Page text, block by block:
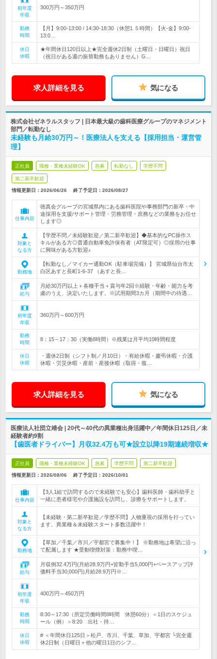
初年度
年収
300万円～350万円
勤務
時間
【月】9:00-13:00 / 14:30-18:30（休憩1.５時間）【火-金】9:00-
13:0…
休日
休暇
★年間休日120日以上★完全週休2日制（土曜日・日曜日）祝日
（祝日がある週の振替勤務もありません）G…
求人詳細を見る 気になる
株式会社ゼネラルスタッフ | 日本最大級の歯科医療グループのマネジメント
部門／転勤なし
未経験も月給30万円～！医療法人を支える【採用担当・運営管
理】
正社員 職種・業種未経験OK 急募 転勤なし 学歴不問
第二新卒歓迎
情報更新日：2026/06/26 終了予定日： 2026/08/27
仕事内容
徳真会グループの宮城県内にある歯科医院や事務部門の新卒・中
途採用を支援/サポート管理・労務管理・庶務などの業務をお任せ
します◎
対象と
なる方
【学歴不問／未経験歓迎／第二新卒歓迎】◆基本的なPC操作ス
キルがある方◎普通自動車免許保有者（AT限定可）◎採用の仕事
に興味がある方歓迎♪
勤務地
【転勤なし／マイカー通勤OK（駐車場完備）】 宮城県仙台市太
白区あすと長町1-6-37 （あすと長…
給与
月給30万円以上＋各種手当＋賞与年2回※経験・年齢・能力を考
慮のうえ、決定いたします。※試用期間3カ月（期間中の待遇…
初年度
年収
360万円～600万円
勤務
時間
8：15～17：30（実働8時間）※残業は月平均10時間程度
休日
休暇
・週休2日制（シフト制／月10日）・有給休暇・慶弔休暇・介護
休暇・労災休暇・産前・産後休暇（取得・復…
求人詳細を見る 気になる
医療法人社団立靖会 | 20代～40代の異業種出身活躍中／年間休日125日／未
経験者約9割
【歯医者ドライバー】月収32.4万も可★設立以降19期連続増収★
正社員 職種・業種未経験OK 急募 学歴不問 第二新卒歓迎
情報更新日：2026/08/06 終了予定日： 2026/10/01
仕事内容
【3人1組で訪問するので未経験でも安心】歯科医師・歯科助手と
一緒に患者様宅や介護施設を訪問し、診療をサポートします。
対象と
なる方
【未経験・第二新卒歓迎／学歴不問】人物重視の採用を行ってい
ます。異業種＆未経験スタート多数活躍中！
勤務地
【草加／千葉／市川／宇都宮で募集中！】 ※勤務地は希望に沿っ
て配属します ★受動喫煙対策：勤務中喫…
給与
月収例32.4万円(月給28.9万円+皆勤手当5,000円+ベースアップ評
価料手当30,000円)月給28.9万円※…
初年度
年収
400万円～450万円
勤務
時間
8:30～17:30（所定労働時間8時間 休憩60分）＜1日のスケジュ
ール（例）＞8:20 出社・持…
休日
休暇
# ＜年間休日125日＞松戸、市川、千葉、草加、宇都宮 └完全週
休2日制（日曜日＋他の曜日1日のシフ…